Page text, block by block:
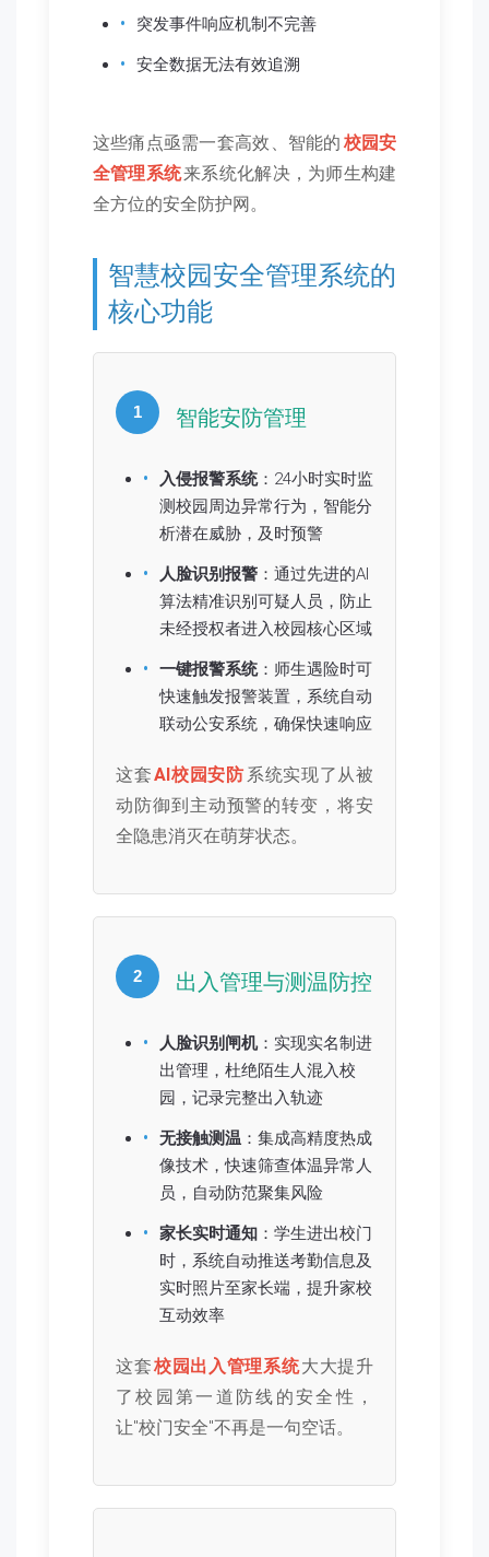
突发事件响应机制不完善
安全数据无法有效追溯
这些痛点亟需一套高效、智能的 校园安
全管理系统来系统化解决，为师生构建
全方位的安全防护网。
智慧校园安全管理系统的
核心功能
1 智能安防管理
入侵报警系统：24小时实时监
测校园周边异常行为，智能分
析潜在威胁，及时预警
人脸识别报警：通过先进的AI
算法精准识别可疑人员，防止
未经授权者进入校园核心区域
一键报警系统：师生遇险时可
快速触发报警装置，系统自动
联动公安系统，确保快速响应
这套AI校园安防 系统实现了从被
动防御到主动预警的转变，将安
全隐患消灭在萌芽状态。
2 出入管理与测温防控
人脸识别闸机：实现实名制进
出管理，杜绝陌生人混入校
园，记录完整出入轨迹
无接触测温 ：集成高精度热成
像技术，快速筛查体温异常人
员，自动防范聚集风险
家长实时通知：学生进出校门
时，系统自动推送考勤信息及
实时照片至家长端，提升家校
互动效率
这套校园出入管理系统大大提升
了校园第一道防线的安全性，
让"校门安全"不再是一句空话。